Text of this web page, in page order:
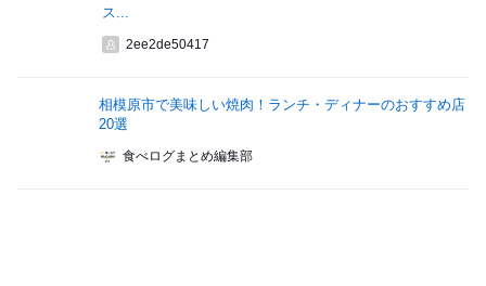
ス...
2ee2de50417
相模原市で美味しい焼肉！ランチ・ディナーのおすすめ店
20選
食べログまとめ編集部